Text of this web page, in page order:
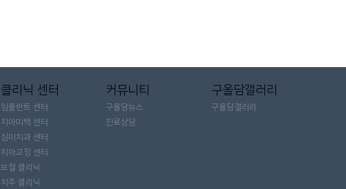
클리닉 센터
임플란트 센터
치아미백 센터
심미치과 센터
치아교정 센터
보철 클리닉
치주 클리닉
커뮤니티
구올담뉴스
진료상담
구올담갤러리
구올담갤러리